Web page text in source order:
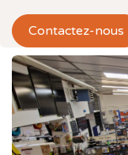
Contactez-nous